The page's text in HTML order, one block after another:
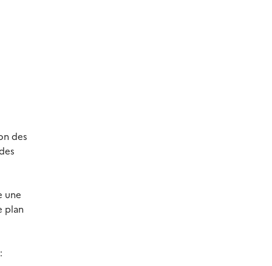
des
une
plan